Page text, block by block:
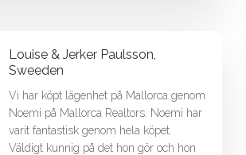
Louise & Jerker Paulsson,
Sweeden
Vi har köpt lägenhet på Mallorca genom
Noemi på Mallorca Realtors. Noemi har
varit fantastisk genom hela köpet.
Väldigt kunnig på det hon gör och hon